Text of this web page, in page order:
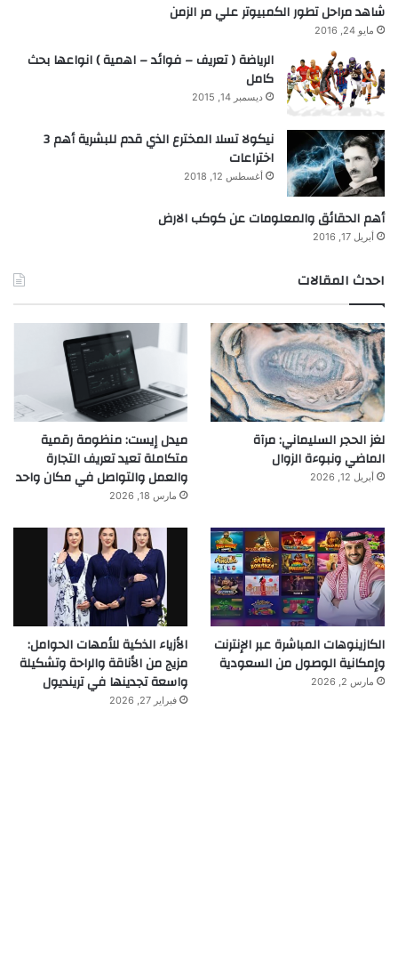
شاهد مراحل تطور الكمبيوتر علي مر الزمن
مايو 24, 2016
الرياضة ( تعريف – فوائد – اهمية ) انواعها بحث
كامل
ديسمبر 14, 2015
نيكولا تسلا المخترع الذي قدم للبشرية أهم 3
اختراعات
أغسطس 12, 2018
أهم الحقائق والمعلومات عن كوكب الارض
أبريل 17, 2016
احدث المقالات
لغز الحجر السليماني: مرآة
الماضي ونبوءة الزوال
أبريل 12, 2026
ميدل إيست: منظومة رقمية
متكاملة تعيد تعريف التجارة
والعمل والتواصل في مكان واحد
مارس 18, 2026
الكازينوهات المباشرة عبر الإنترنت
وإمكانية الوصول من السعودية
مارس 2, 2026
الأزياء الذكية للأمهات الحوامل:
مزيج من الأناقة والراحة وتشكيلة
واسعة تجدينها في ترينديول
فبراير 27, 2026